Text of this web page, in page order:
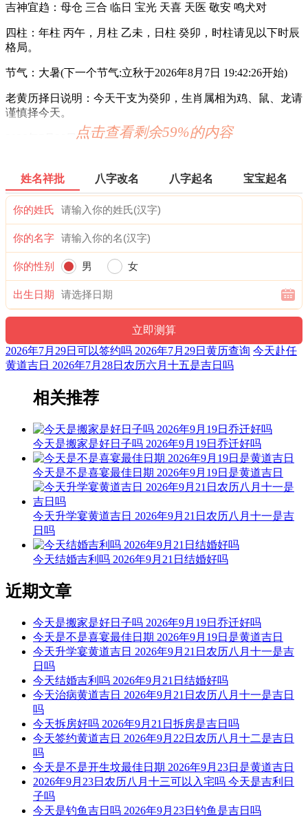
吉神宜趋：母仓 三合 临日 宝光 天喜 天医 敬安 鸣犬对
四柱：年柱 丙午，月柱 乙未，日柱 癸卯，时柱请见以下时辰
格局。
节气：大暑(下一个节气:立秋于2026年8月7日 19:42:26开始)
老黄历择日说明：今天干支为癸卯，生肖属相为鸡、鼠、龙请
谨慎择今天。
2026年7月28日时辰吉凶
宜：订婚 嫁娶 出行 求财 开业 交易 安床
忌：祈福 求嗣
1时-3时 癸丑时： 沖羊 煞东 时沖癸未 日建 朱雀 太阴
宜：修造 安葬
忌：造船 乘船 朱雀须用 凤凰符制 否则 诸事不宜
3时-5时 甲寅时： 沖猴 煞北 时沖甲申 地兵 罗纹 金匮
宜：祈福 求嗣 出行 求财 嫁娶 安葬
忌：修造 动土
5时-7时 乙卯时： 沖鸡 煞西 时沖乙酉 天贼 比肩 天德 宝光
忌：祭祀 祈福 斋醮 酬神
7时-9时 丙辰时： 沖狗 煞南 时沖丙戍 白虎 路空 唐符 太阳
宜：见贵 求财 嫁娶 进人口 移徙 安葬 入宅 修造
忌：白虎须用 麒麟符制 否则 诸事不宜 祭祀 祈福 斋醮 开光 赴
任 出行
9时-11时 丁巳时： 沖猪 煞东 时沖丁亥 路空 三合 福星 玉堂
宜：求嗣 订婚 嫁娶 求财 开业 交易 安床 修造 盖屋 移徙
11时-13时 戊午时： 沖鼠 煞北 时沖戊子 罗纹 大进 贪狼
宜：祈福 求嗣 出行 求财 嫁娶 安葬 赴任
13时-15时 己未时： 沖牛 煞西 时沖己丑 日破
宜：
忌：日时相沖 诸事不宜
15时-17时 庚申时： 沖虎 煞南 时沖庚寅 天兵 喜神 司命 左辅
宜：祈福 求嗣 订婚 嫁娶 出行 求财 开业 交易 安床 作灶 祭祀
点击查看剩余59%的内容
姓名祥批 八字改名 八字起名 宝宝起名
你的姓氏
你的名字
你的性别 男 女
出生日期
2026年7月29日可以签约吗 2026年7月29日黄历查询 今天赴任
黄道吉日 2026年7月28日农历六月十五是吉日吗
相关推荐
今天是搬家是好日子吗 2026年9月19日乔迁好吗
今天是不是喜宴最佳日期 2026年9月19日是黄道吉日
今天升学宴黄道吉日 2026年9月21日农历八月十一是吉
日吗
今天结婚吉利吗 2026年9月21日结婚好吗
近期文章
今天是搬家是好日子吗 2026年9月19日乔迁好吗
今天是不是喜宴最佳日期 2026年9月19日是黄道吉日
今天升学宴黄道吉日 2026年9月21日农历八月十一是吉
日吗
今天结婚吉利吗 2026年9月21日结婚好吗
今天治病黄道吉日 2026年9月21日农历八月十一是吉日
吗
今天拆房好吗 2026年9月21日拆房是吉日吗
今天签约黄道吉日 2026年9月22日农历八月十二是吉日
吗
今天是不是开生坟最佳日期 2026年9月23日是黄道吉日
2026年9月23日农历八月十三可以入宅吗 今天是吉利日
子吗
今天是钓鱼吉日吗 2026年9月23日钓鱼是吉日吗